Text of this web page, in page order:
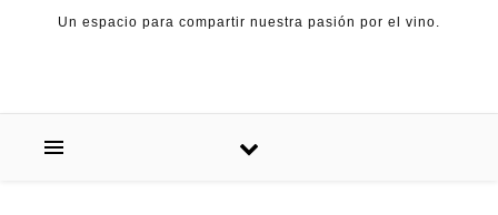
Un espacio para compartir nuestra pasión por el vino.